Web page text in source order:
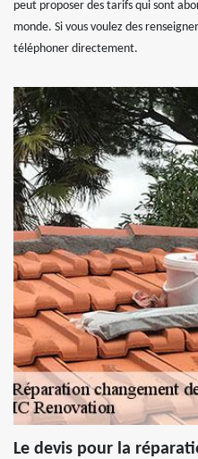
peut proposer des tarifs qui sont
monde. Si vous voulez des
téléphoner directement.
Le devis pour la